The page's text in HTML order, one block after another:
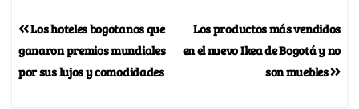
Los productos más vendidos
en el nuevo Ikea de Bogotá y no
son muebles
Los hoteles bogotanos que
ganaron premios mundiales
por sus lujos y comodidades